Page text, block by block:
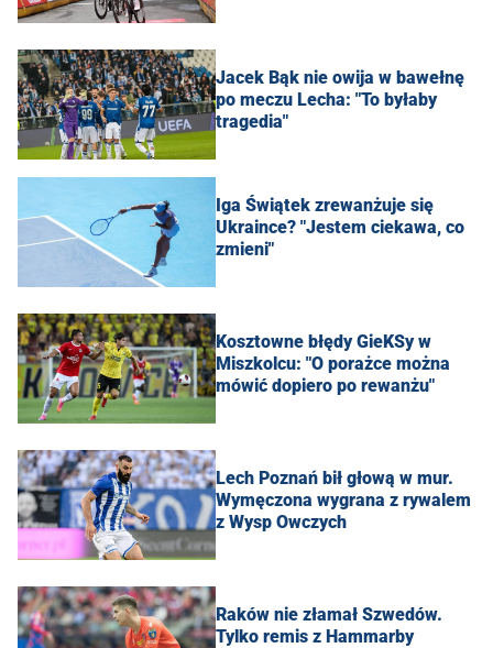
Jacek Bąk nie owija w bawełnę
po meczu Lecha: "To byłaby
tragedia"
Iga Świątek zrewanżuje się
Ukraince? "Jestem ciekawa, co
zmieni"
Kosztowne błędy GieKSy w
Miszkolcu: "O porażce można
mówić dopiero po rewanżu"
Lech Poznań bił głową w mur.
Wymęczona wygrana z rywalem
z Wysp Owczych
Raków nie złamał Szwedów.
Tylko remis z Hammarby